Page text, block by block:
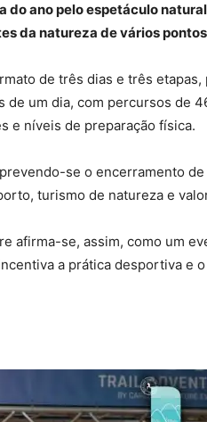
ano pelo espetáculo
da natureza de vários
de três dias e três
um dia, com percursos de
e níveis de preparação física.
se o encerramento
turismo de natureza e
afirma-se, assim, como um
a prática desportiva e